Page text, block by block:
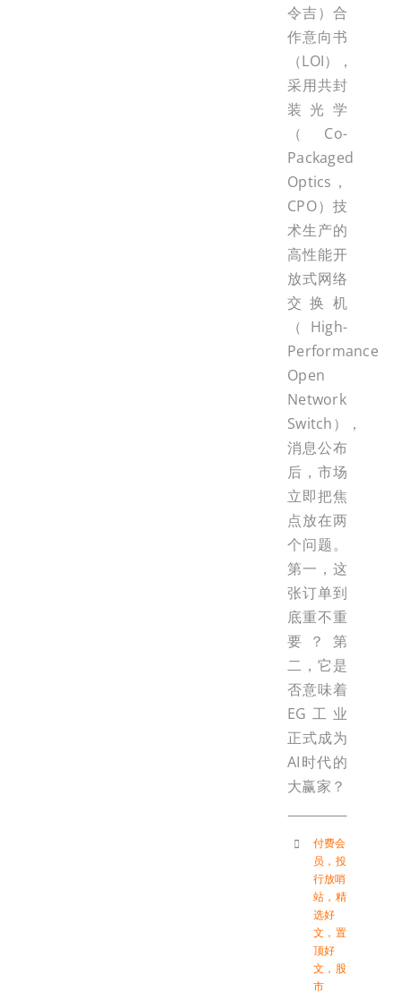
令吉）合
作意向书
（LOI），
采用共封
装光学
（Co-
Packaged
Optics，
CPO）技
术生产的
高性能开
放式网络
交换机
（High-
Performance
Open
Network
Switch），
消息公布
后，市场
立即把焦
点放在两
个问题。
第一，这
张订单到
底重不重
要？第
二，它是
否意味着
EG工业
正式成为
AI时代的
大赢家？
付费会
员 ， 投
行放哨
站 ， 精
选好
文 ， 置
顶好
文 ， 股
市